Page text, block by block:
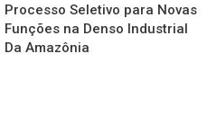
Processo Seletivo para Novas
Funções na Denso Industrial
Da Amazônia